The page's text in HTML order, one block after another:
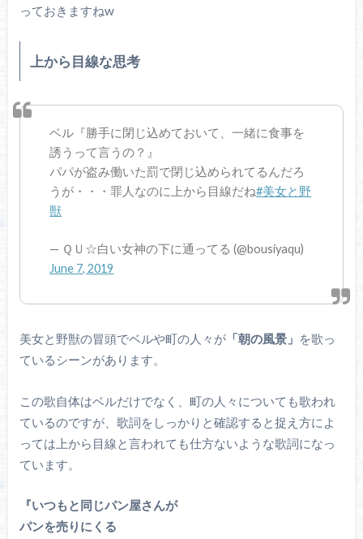
っておきますねw
上から目線な思考
ベル『勝手に閉じ込めておいて、一緒に食事を
誘うって言うの？』
パパが盗み働いた罰で閉じ込められてるんだろ
うが・・・罪人なのに上から目線だね#美女と野
獣
— ＱＵ☆白い女神の下に通ってる (@bousiyaqu)
June 7, 2019
美女と野獣の冒頭でベルや町の人々が「朝の風景」 を歌っ
ているシーンがあります。
この歌自体はベルだけでなく、町の人々についても歌われ
ているのですが、歌詞をしっかりと確認すると捉え方によ
っては上から目線と言われても仕方ないような歌詞になっ
ています。
『いつもと同じパン屋さんが
パンを売りにくる